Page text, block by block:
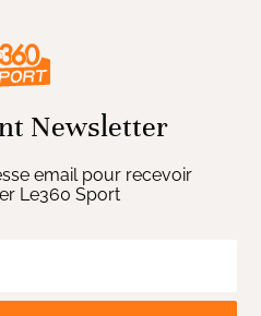
Newsletter
email pour recevoir
Le360 Sport